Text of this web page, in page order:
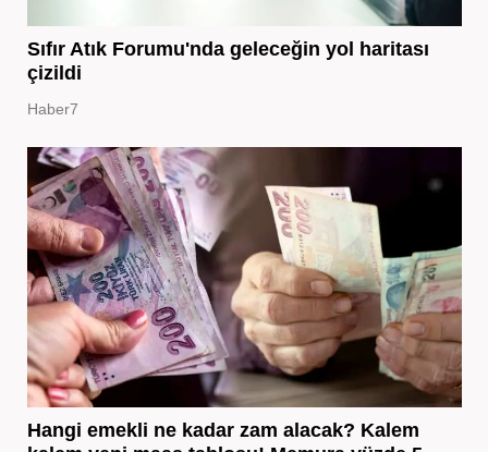
Sıfır Atık Forumu'nda geleceğin yol haritası
çizildi
Haber7
Hangi emekli ne kadar zam alacak? Kalem